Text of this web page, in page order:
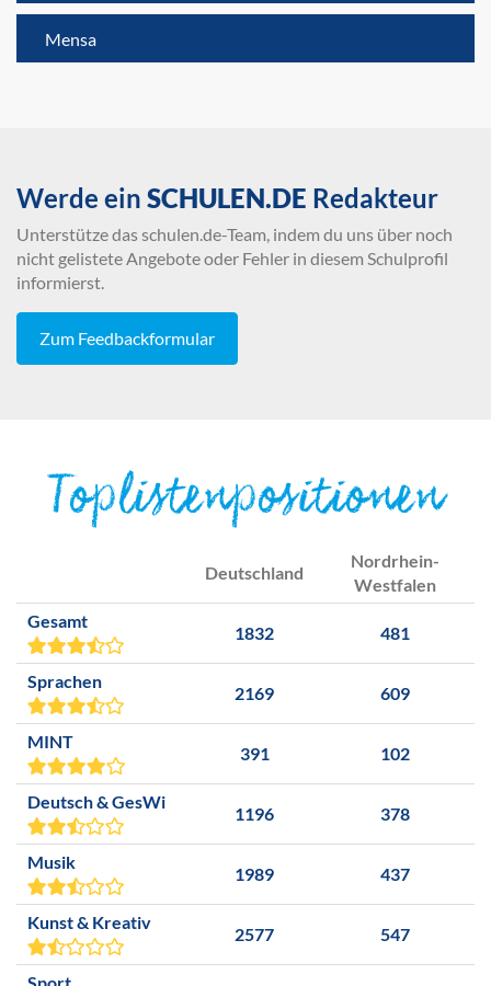
Mensa
Werde ein SCHULEN.DE Redakteur
Unterstütze das schulen.de-Team, indem du uns über noch
nicht gelistete Angebote oder Fehler in diesem Schulprofil
informierst.
Zum Feedbackformular
Toplistenpositionen
Deutschland
Nordrhein-
Westfalen
Gesamt
1832 481
Sprachen
2169 609
MINT
391 102
Deutsch & GesWi
1196 378
Musik
1989 437
Kunst & Kreativ
2577 547